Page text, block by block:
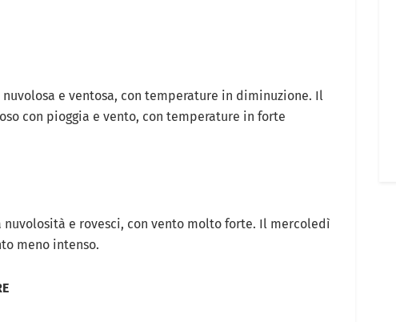
e ventosa, con temperature in diminuzione. Il
con pioggia e vento, con temperature in forte
e rovesci, con vento molto forte. Il mercoledì
meno intenso.